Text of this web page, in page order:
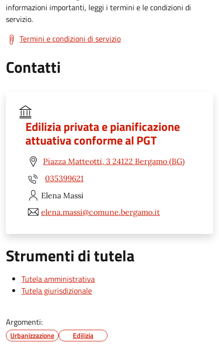
informazioni importanti, leggi i termini e le condizioni di
servizio.
Termini e condizioni di servizio
Contatti
Edilizia privata e pianificazione
attuativa conforme al PGT
Piazza Matteotti, 3 24122 Bergamo (BG)
035399621
Elena Massi
elena.massi@comune.bergamo.it
Strumenti di tutela
Tutela amministrativa
Tutela giurisdizionale
Argomenti:
Urbanizzazione Edilizia